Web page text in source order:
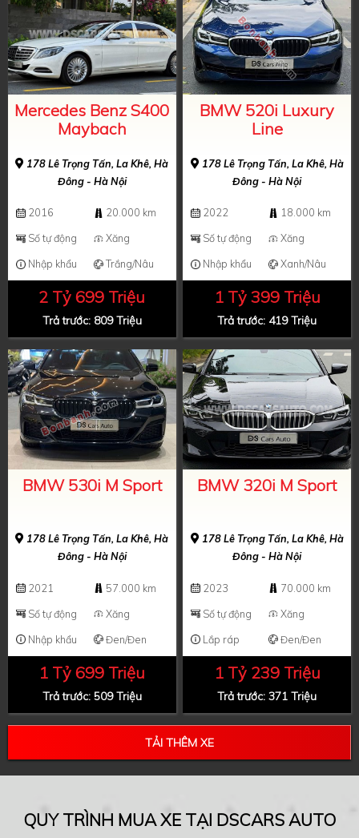
Mercedes Benz S400
Maybach
178 Lê Trọng Tấn, La Khê, Hà
Đông - Hà Nội
2016
20.000 km
Số tự động
Xăng
Nhập khẩu
Trắng/Nâu
2 Tỷ 699 Triệu
Trả trước: 809 Triệu
BMW 520i Luxury
Line
178 Lê Trọng Tấn, La Khê, Hà
Đông - Hà Nội
2022
18.000 km
Số tự động
Xăng
Nhập khẩu
Xanh/Nâu
1 Tỷ 399 Triệu
Trả trước: 419 Triệu
BMW 530i M Sport
178 Lê Trọng Tấn, La Khê, Hà
Đông - Hà Nội
2021
57.000 km
Số tự động
Xăng
Nhập khẩu
Đen/Đen
1 Tỷ 699 Triệu
Trả trước: 509 Triệu
BMW 320i M Sport
178 Lê Trọng Tấn, La Khê, Hà
Đông - Hà Nội
2023
70.000 km
Số tự động
Xăng
Lắp ráp
Đen/Đen
1 Tỷ 239 Triệu
Trả trước: 371 Triệu
TẢI THÊM XE
QUY TRÌNH MUA XE TẠI DSCARS AUTO